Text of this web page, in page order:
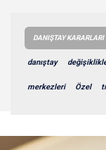
DANIŞTAY KARARLARI
danıştay
merkezleri Özel